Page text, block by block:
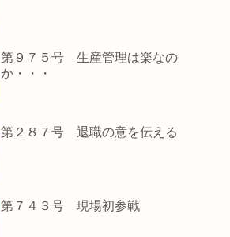
第９７５号 生産管理は楽なの
か・・・
第２８７号 退職の意を伝える
第７４３号 現場初参戦